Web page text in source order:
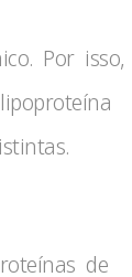
Por isso,
de